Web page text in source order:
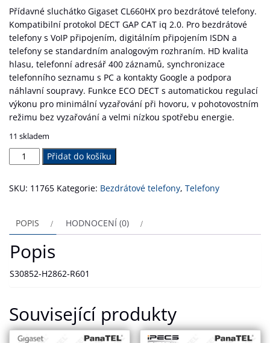
Přídavné sluchátko Gigaset CL660HX pro bezdrátové telefony.
Kompatibilní protokol DECT GAP CAT iq 2.0. Pro bezdrátové
telefony s VoIP připojením, digitálním připojením ISDN a
telefony se standardním analogovým rozhraním. HD kvalita
hlasu, telefonní adresář 400 záznamů, synchronizace
telefonního seznamu s PC a kontakty Google a podpora
náhlavní soupravy. Funkce ECO DECT s automatickou regulací
výkonu pro minimální vyzařování při hovoru, v pohotovostním
režimu bez vyzařování a velmi nízkou spotřebu energie.
11 skladem
Gigaset
CL660HX
Přidat do košíku
SKU: 11765 Kategorie: Bezdrátové telefony, Telefony
POPIS HODNOCENÍ (0)
Popis
S30852-H2862-R601
Související produkty